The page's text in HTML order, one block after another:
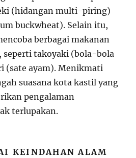
(hidangan multi-piring)
buckwheat). Selain itu,
berbagai makanan
seperti takoyaki (bola-bola
(sate ayam). Menikmati
suasana kota kastil yang
pengalaman
terlupakan.
KEINDAHAN ALAM